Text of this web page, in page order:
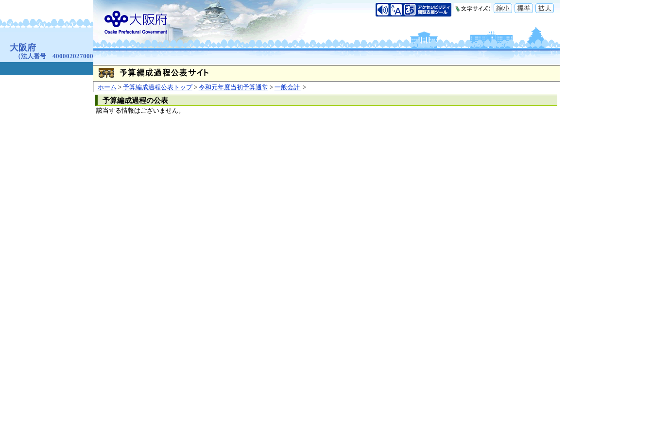
ホーム > 予算編成過程公表トップ> 令和元年度当初予算通常 > 一般会計 >
予算編成過程の公表
該当する情報はございません。
お問合せ 個人情報の取り扱いについて
大阪府
（法人番号 4000020270008）
本庁 〒540-8570 大阪市中央区大手前2丁目
（代表電話）06-6941-0351
咲洲庁舎
〒559-8555 大阪市住之江区南港北1-14-16
（代表電話）06-6941-0351
© Copyright 2003-2026 Osaka Prefecture,All rights reserved.